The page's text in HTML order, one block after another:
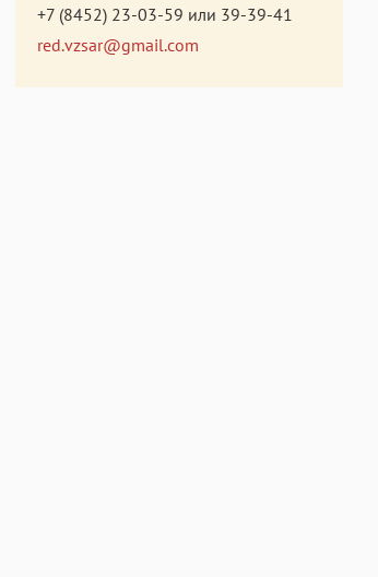
+7 (8452) 23-03-59 или 39-39-41
red.vzsar@gmail.com